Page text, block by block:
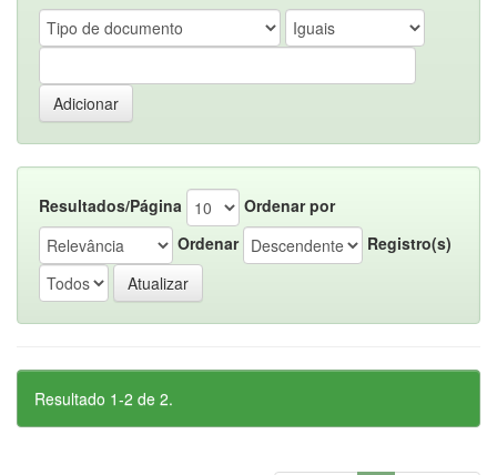
Resultados/Página
Ordenar por
Ordenar
Registro(s)
Resultado 1-2 de 2.